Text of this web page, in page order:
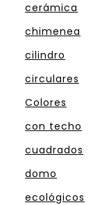
cerámica
chimenea
cilindro
circulares
Colores
con techo
cuadrados
domo
ecológicos